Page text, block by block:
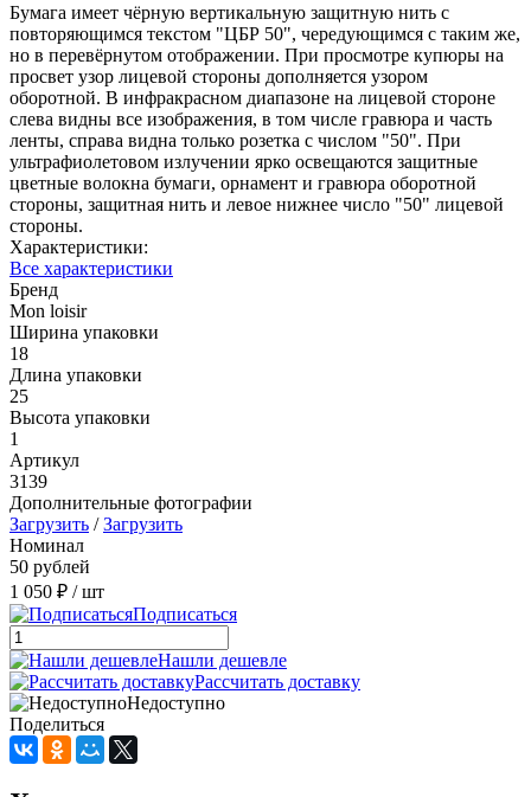
Бумага имеет чёрную вертикальную защитную нить с
повторяющимся текстом "ЦБР 50", чередующимся с таким же,
но в перевёрнутом отображении. При просмотре купюры на
просвет узор лицевой стороны дополняется узором
оборотной. В инфракрасном диапазоне на лицевой стороне
слева видны все изображения, в том числе гравюра и часть
ленты, справа видна только розетка с числом "50". При
ультрафиолетовом излучении ярко освещаются защитные
цветные волокна бумаги, орнамент и гравюра оборотной
стороны, защитная нить и левое нижнее число "50" лицевой
стороны.
Характеристики:
Все характеристики
Бренд
Mon loisir
Ширина упаковки
18
Длина упаковки
25
Высота упаковки
1
Артикул
3139
Дополнительные фотографии
Загрузить /Загрузить
Номинал
50 рублей
1 050 ₽ / шт
Подписаться
Нашли дешевле
Рассчитать доставку
Недоступно
Поделиться